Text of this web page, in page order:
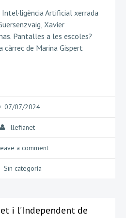
Artificial xerrada
Xavier
Pantalles a les escoles?
càrrec de Marina Gispert
07/07/2024
llefianet
a comment
Sin categoría
i l’Independent de